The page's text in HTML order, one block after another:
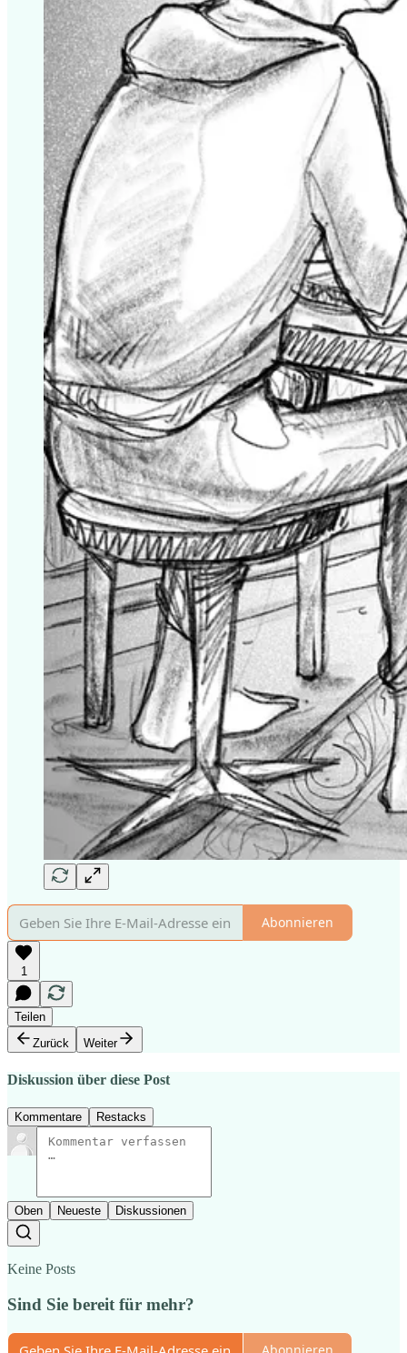
Abonnieren
1
Teilen
Zurück
Weiter
Diskussion über diese Post
Kommentare Restacks
Oben Neueste Diskussionen
Keine Posts
Sind Sie bereit für mehr?